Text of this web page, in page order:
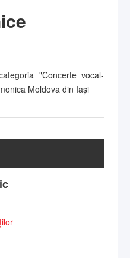
"Concerte vocal-
Moldova din Iași